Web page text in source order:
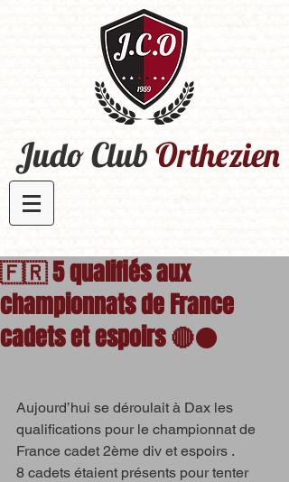
Judo ClubOrthezien​
🇫🇷 5 qualifiés aux
championnats de France
cadets et espoirs 🔴⚫️
Aujourd’hui se déroulait à Dax les
qualifications pour le championnat de
France cadet 2ème div et espoirs .
8 cadets étaient présents pour tenter